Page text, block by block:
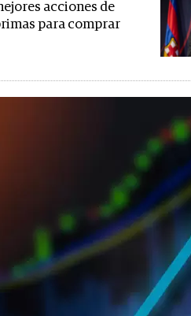
acciones de
para comprar